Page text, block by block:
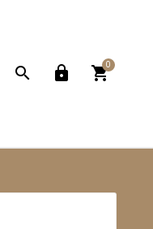
  
0